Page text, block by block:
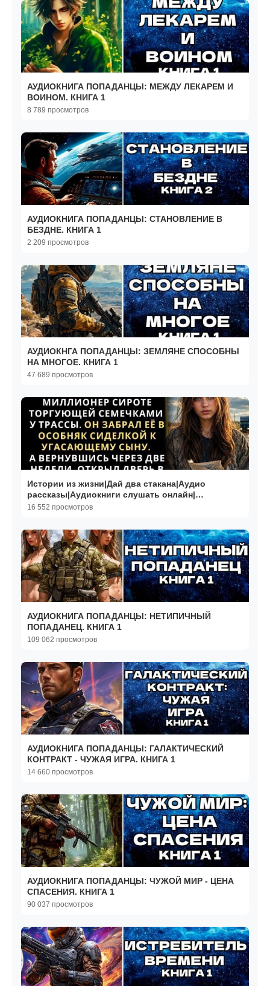
АУДИОКНИГА ПОПАДАНЦЫ: МЕЖДУ ЛЕКАРЕМ И
ВОИНОМ. КНИГА 1
8 789 просмотров
АУДИОКНИГА ПОПАДАНЦЫ: СТАНОВЛЕНИЕ В
БЕЗДНЕ. КНИГА 1
2 209 просмотров
АУДИОКНГА ПОПАДАНЦЫ: ЗЕМЛЯНЕ СПОСОБНЫ
НА МНОГОЕ. КНИГА 1
47 689 просмотров
Истории из жизни|Дай два стакана|Аудио
рассказы|Аудиокниги слушать онлайн|
Жизненные истории
16 552 просмотров
АУДИОКНИГА ПОПАДАНЦЫ: НЕТИПИЧНЫЙ
ПОПАДАНЕЦ. КНИГА 1
109 062 просмотров
АУДИОКНИГА ПОПАДАНЦЫ: ГАЛАКТИЧЕСКИЙ
КОНТРАКТ - ЧУЖАЯ ИГРА. КНИГА 1
14 660 просмотров
АУДИОКНИГА ПОПАДАНЦЫ: ЧУЖОЙ МИР - ЦЕНА
СПАСЕНИЯ. КНИГА 1
90 037 просмотров